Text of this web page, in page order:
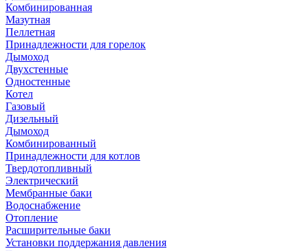
Комбинированная
Мазутная
Пеллетная
Принадлежности для горелок
Дымоход
Двухстенные
Одностенные
Котел
Газовый
Дизельный
Дымоход
Комбинированный
Принадлежности для котлов
Твердотопливный
Электрический
Мембранные баки
Водоснабжение
Отопление
Расширительные баки
Установки поддержания давления